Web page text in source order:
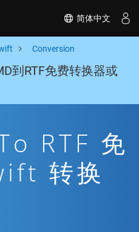
简体中文
Conversion
到RTF免费转换器或
RTF 免
转换